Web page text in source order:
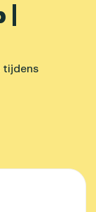
tijdens